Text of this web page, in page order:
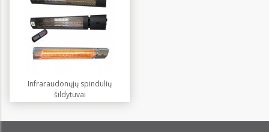
Infraraudonųjų spindulių
šildytuvai